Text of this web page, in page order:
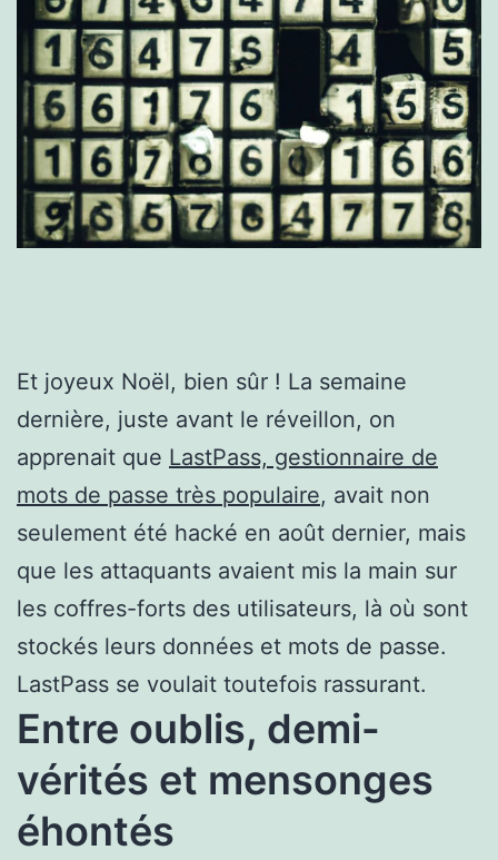
Et joyeux Noël, bien sûr ! La semaine
dernière, juste avant le réveillon, on
apprenait que LastPass, gestionnaire de
mots de passe très populaire, avait non
seulement été hacké en août dernier, mais
que les attaquants avaient mis la main sur
les coffres-forts des utilisateurs, là où sont
stockés leurs données et mots de passe.
LastPass se voulait toutefois rassurant.
Entre oublis, demi-
vérités et mensonges
éhontés